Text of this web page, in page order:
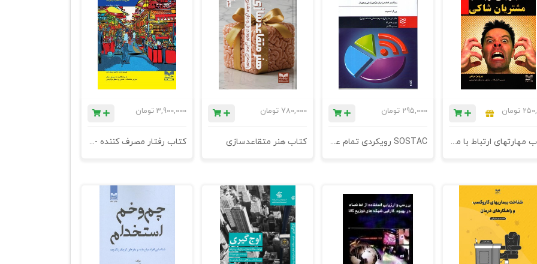
تومان
کتاب مهارتهای ارتباط با مشتریان شاکی - چاپ هشتم
295,000 تومان
SOSTAC رویکردی تمام عیار برای طرح بازاریابی دیجیتال - چاپ دوم
780,000 تومان
کتاب هنر متقاعدسازی
3,900,000 تومان
کتاب رفتار مصرف کننده -خریدن، داشتن، و بودن - چاپ شانزدهم